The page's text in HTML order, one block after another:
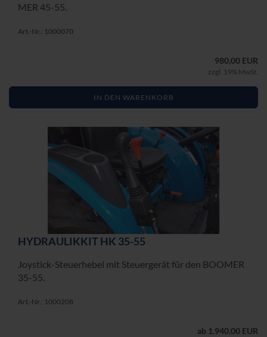
MER 45-55.
Art.-Nr.: 1000070
980,00 EUR
zzgl. 19% MwSt.
IN DEN WARENKORB
HY­DRAU­LIK­KIT HK 35-55
Joystick-​Steuerhebel mit Steu­er­ge­rät für den BOO­MER
35-55.
Art.-Nr.: 1000208
ab 1.940,00 EUR